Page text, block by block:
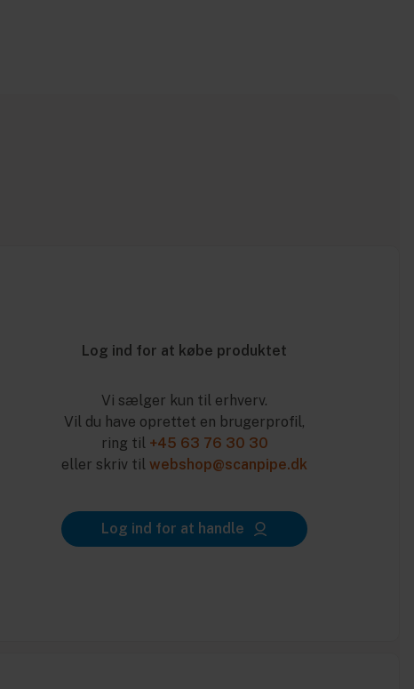
Log ind for at købe produktet
Vi sælger kun til erhverv.
Vil du have oprettet en brugerprofil,
ring til +45 63 76 30 30
eller skriv tilwebshop@scanpipe.dk
Log ind for at handle